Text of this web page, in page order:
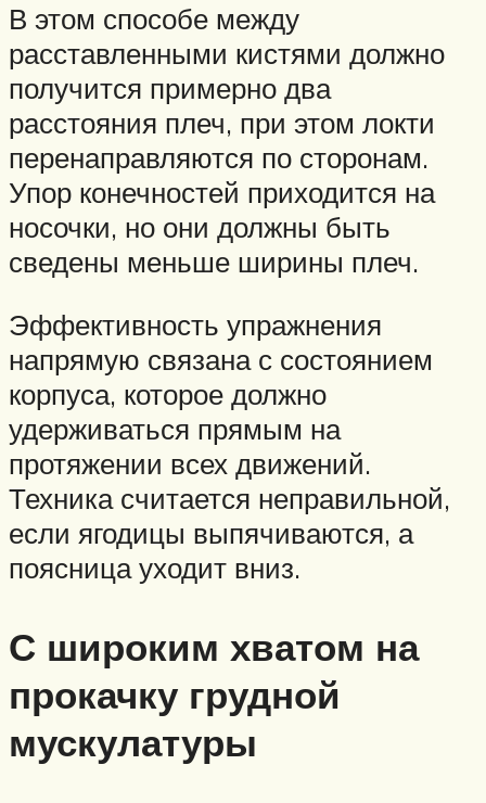
В этом способе между
расставленными кистями должно
получится примерно два
расстояния плеч, при этом локти
перенаправляются по сторонам.
Упор конечностей приходится на
носочки, но они должны быть
сведены меньше ширины плеч.
Эффективность упражнения
напрямую связана с состоянием
корпуса, которое должно
удерживаться прямым на
протяжении всех движений.
Техника считается неправильной,
если ягодицы выпячиваются, а
поясница уходит вниз.
С широким хватом на
прокачку грудной
мускулатуры